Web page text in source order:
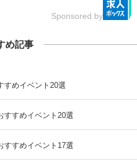
Sponsored by
め記事
すめイベント20選
すすめイベント20選
すすめイベント17選